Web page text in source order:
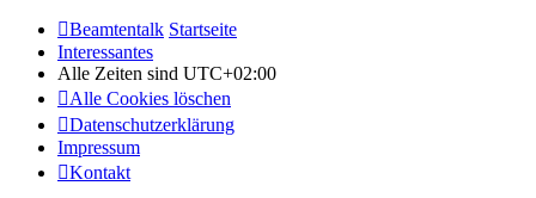
Beamtentalk Startseite
Interessantes
Alle Zeiten sind UTC+02:00
Alle Cookies löschen
Datenschutzerklärung
Impressum
Kontakt